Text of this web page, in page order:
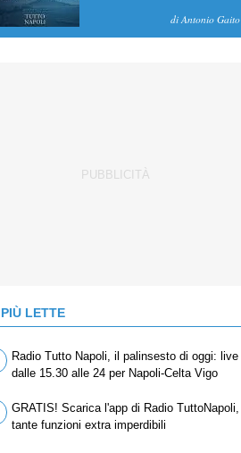
SBLOCCANO ARRIVIdi Antonio Gaito
LETTE
Radio Tutto Napoli, il palinsesto di oggi: live
dalle 15.30 alle 24 per Napoli-Celta Vigo
GRATIS! Scarica l'app di Radio TuttoNapoli,
tante funzioni extra imperdibili